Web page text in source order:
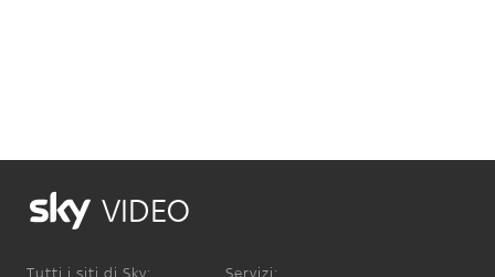
VIDEO
Tutti i siti di Sky: Servizi: